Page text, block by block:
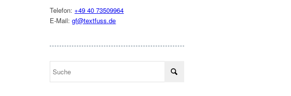
Telefon:+49 40 73509964
E-Mail:gf@textfuss.de